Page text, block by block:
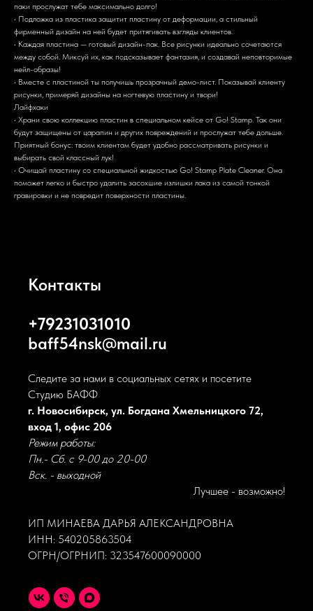
паки прослужат тебе максимально долго!
• Подложка из пластика защитит пластину от деформации, а стильный
фирменный дизайн на ней будет притягивать взгляды клиентов.
• Каждая пластина — готовый дизайн-пак. Все рисунки идеально сочетаются
между собой. Миксуй их, как подсказывает фантазия, и создавай неповторимые
нейл-образы!
• Вместе с пластиной ты получишь прозрачный демо-лист. Показывай клиенту
рисунки, примеряй дизайны на ногтевую пластину и твори!
Лайфхаки
• Храни свою коллекцию пластин в специальном кейсе от Go! Stamp. Так они
будут защищены от царапин и других повреждений и прослужат тебе дольше.
Приятный бонус: твоим клиентам будет удобно рассматривать рисунки и
выбирать свой классный лук!
• Очищай пластину со специальной жидкостью Go! Stamp Plate Cleaner. Она
поможет легко и быстро удалить засохшие излишки лака из самой тонкой
гравировки и не повредит поверхности пластины.
Контакты
+79231031010
baff54nsk@mail.ru
Следите за нами в социальных сетях и посетите
Студию БАФФ
г. Новосибирск, ул. Богдана Хмельницкого 72,
вход 1, офис 206
Режим работы:
Пн.- Сб. с 9-00 до 20-00
Вск. - выходной
Лучшее - возможно!
ИП МИНАЕВА ДАРЬЯ АЛЕКСАНДРОВНА
ИНН: 540205863504
ОГРН/ОГРНИП: 323547600090000